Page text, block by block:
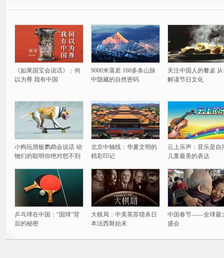
《如果国宝会说话》：何
以为尊 我有中国
9000米落差 160多条山脉
中隐藏的自然密码
关注中国人的餐桌
解读节日文化
小狗玩滑板鹦鹉会说话 动
物们的聪明你绝对想不到
北京中轴线：华夏文明的
精彩印记
云上乐声：音乐是自
儿童最美的表达
乒乓球在中国：“国球”背
后的秘密
大棋局：中美英苏猎杀日
本法西斯始末
中国春节——全球最
盛会